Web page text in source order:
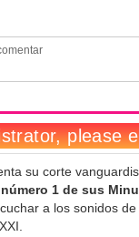
su corte
1 de sus
a los sonidos